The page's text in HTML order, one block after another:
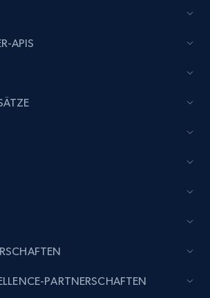
md5, Banner img, Profile
posted, Title, Description,
APIS
PARTNERSCHAFTEN